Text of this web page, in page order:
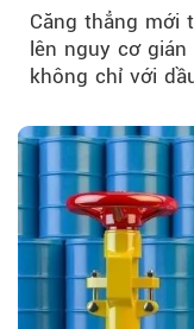
Căng thẳng mới
lên nguy cơ
không chỉ với